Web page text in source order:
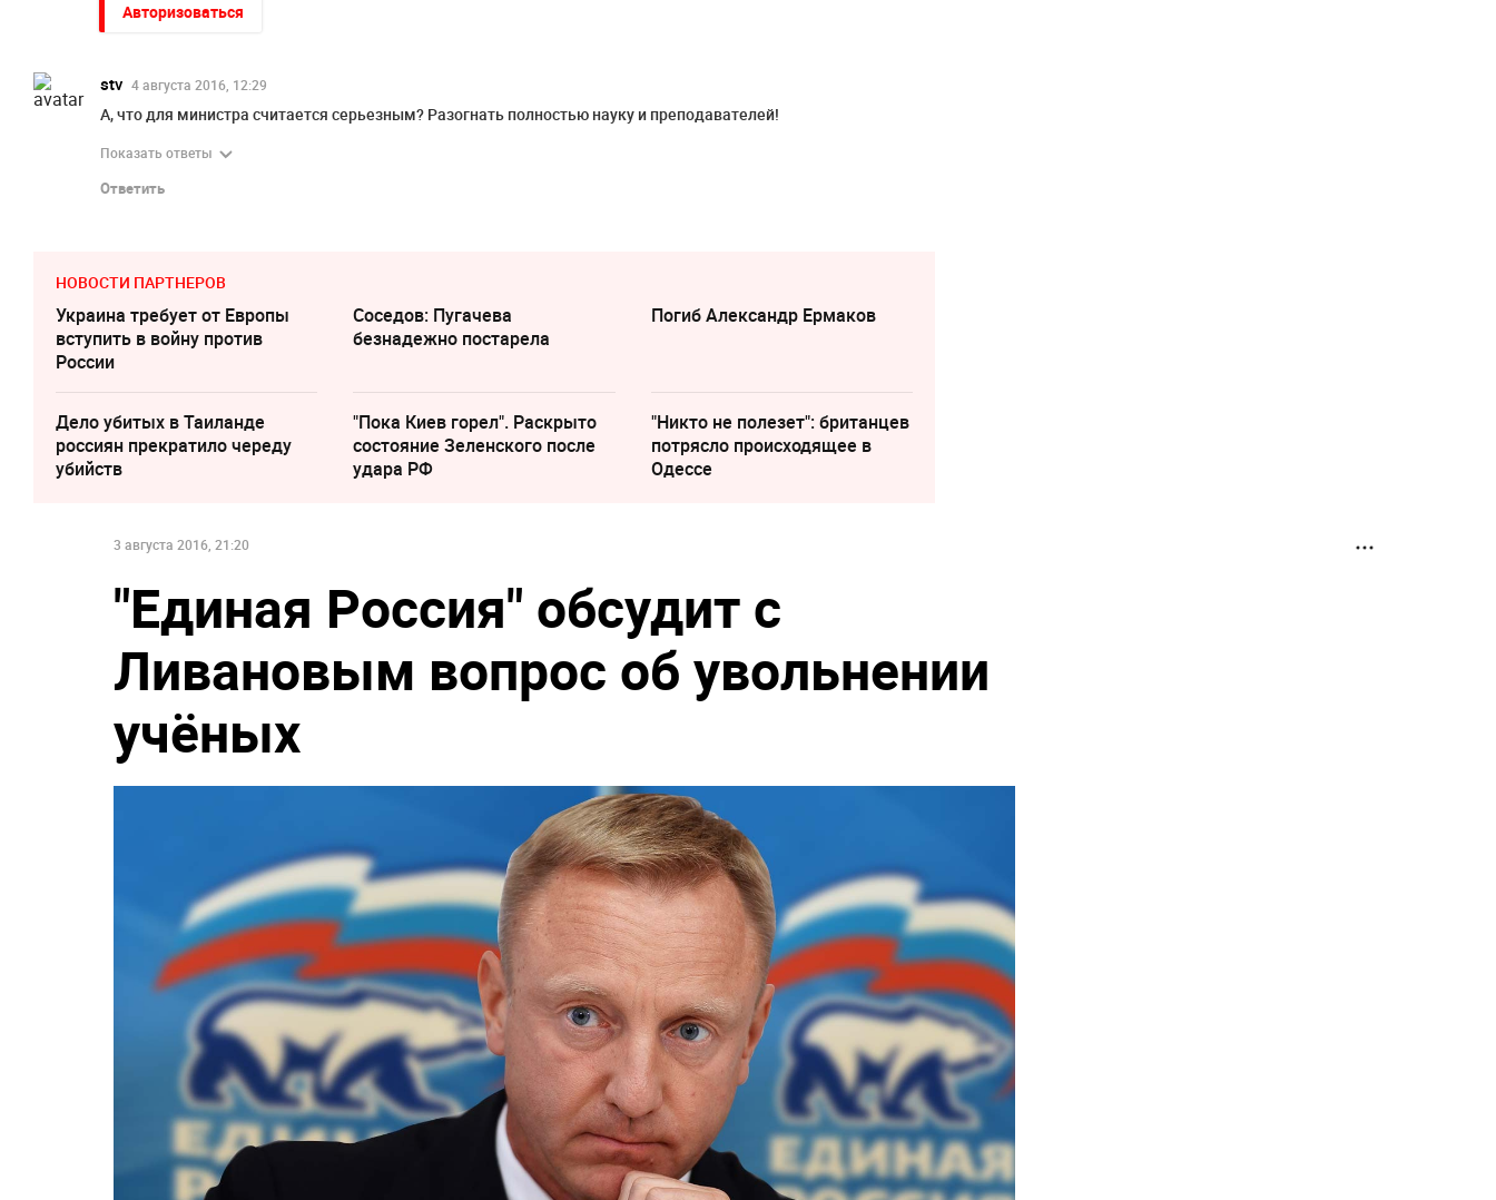
Авторизоваться
stv 4 августа 2016, 12:29
А, что для министра считается серьезным? Разогнать полностью науку и преподавателей!
Показать ответы
Ответить
НОВОСТИ ПАРТНЕРОВ
Украина требует от Европы
вступить в войну против
России
Соседов: Пугачева
безнадежно постарела
Погиб Александр Ермаков
Дело убитых в Таиланде
россиян прекратило череду
убийств
"Пока Киев горел". Раскрыто
состояние Зеленского после
удара РФ
"Никто не полезет": британцев
потрясло происходящее в
Одессе
3 августа 2016, 21:20
"Единая Россия" обсудит с
Ливановым вопрос об увольнении
учёных